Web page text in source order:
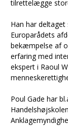
tilrettelægge
Han har
Europarådets
bekæmpelse af
erfaring med
ekspert i Raoul
Poul Gade har